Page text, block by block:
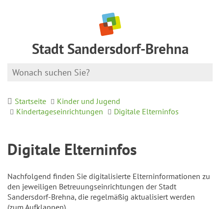
Stadt Sandersdorf-Brehna
Startseite
Kinder und Jugend
Kindertageseinrichtungen
Digitale Elterninfos
Digitale Elterninfos
Nachfolgend finden Sie digitalisierte Elterninformationen zu
den jeweiligen Betreuungseinrichtungen der Stadt
Sandersdorf-Brehna, die regelmäßig aktualisiert werden
(zum Aufklappen).